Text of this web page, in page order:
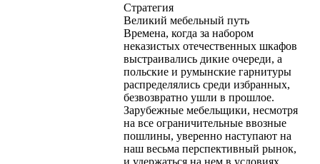
Стратегия
Великий мебельный путь
Времена, когда за набором
неказистых отечественных шкафов
выстраивались дикие очереди, а
польские и румынские гарнитуры
распределялись среди избранных,
безвозвратно ушли в прошлое.
Зарубежные мебельщики, несмотря
на все ограничительные ввозные
пошлины, уверенно наступают на
наш весьма перспективный рынок,
и удержаться на нем в условиях